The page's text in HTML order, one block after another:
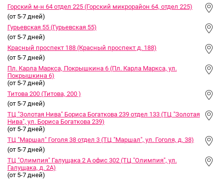
Горский м-н 64 отдел 225 (Горский микрорайон 64, отдел 225)
(от 5-7 дней)
Гурьевская 55 (Гурьевская 55)
(от 5-7 дней)
Красный проспект 188 (Красный проспект д. 188)
(от 5-7 дней)
Пл. Карла Маркса, Покрышкина 6 (Пл. Карла Маркса, ул.
Покрышкина 6)
(от 5-7 дней)
Титова 200 (Титова, 200 )
(от 5-7 дней)
ТЦ "Золотая Нива" Бориса Богаткова 239 отдел 133 (ТЦ "Золотая
Нива", ул. Бориса Богаткова 239)
(от 5-7 дней)
ТЦ "Маршал" Гоголя 38 отдел 3 (ТЦ "Маршал", ул. Гоголя, д. 38)
(от 5-7 дней)
ТЦ "Олимпия" Галущака 2 А офис 302 (ТЦ "Олимпия", ул.
Галущака, д. 2А)
(от 5-7 дней)